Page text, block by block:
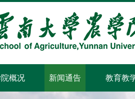
概况 新闻通告 教育教